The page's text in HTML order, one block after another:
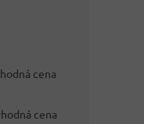
cena
cena